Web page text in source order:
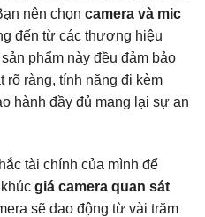
nên chọn camera và mic
đến từ các thương hiệu
phẩm này đều đảm bảo
rõ ràng, tính năng đi kèm
hành đầy đủ mang lại sự an
tài chính của mình để
giá camera quan sát
sẽ dao động từ vài trăm